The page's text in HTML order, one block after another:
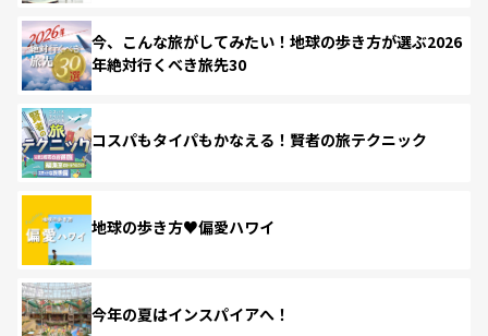
今、こんな旅がしてみたい！地球の歩き方が選ぶ2026
年絶対行くべき旅先30
コスパもタイパもかなえる！賢者の旅テクニック
地球の歩き方♥偏愛ハワイ
今年の夏はインスパイアへ！